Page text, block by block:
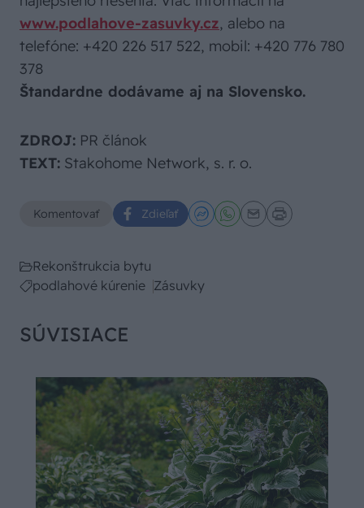
www.podlahove-zasuvky.cz, alebo na
telefóne: +420 226 517 522, mobil: +420 776 780
378
Štandardne dodávame aj na Slovensko.
ZDROJ: PR článok
TEXT: Stakohome Network, s. r. o.
Komentovať Zdieľať
Rekonštrukcia bytu
podlahové kúrenie Zásuvky
SÚVISIACE